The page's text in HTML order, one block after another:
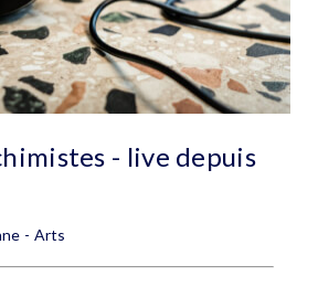
- live depuis
- Arts